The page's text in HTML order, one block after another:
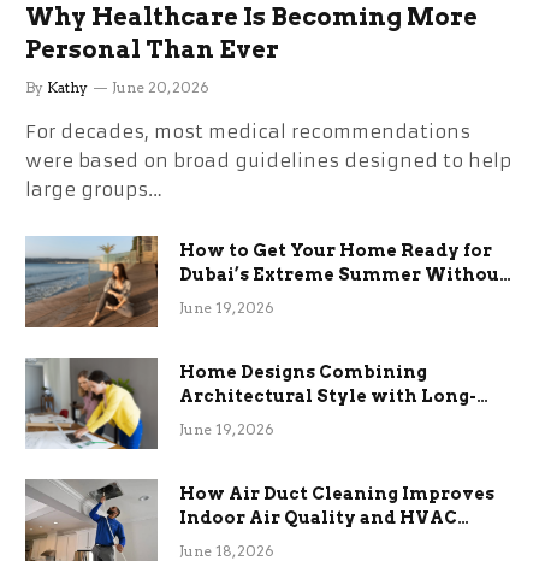
Why Healthcare Is Becoming More
Personal Than Ever
By Kathy June 20, 2026
For decades, most medical recommendations
were based on broad guidelines designed to help
large groups…
How to Get Your Home Ready for
Dubai’s Extreme Summer Without
the Stress
June 19, 2026
Home Designs Combining
Architectural Style with Long-
Term Functional Benefits
June 19, 2026
How Air Duct Cleaning Improves
Indoor Air Quality and HVAC
Efficiency
June 18, 2026